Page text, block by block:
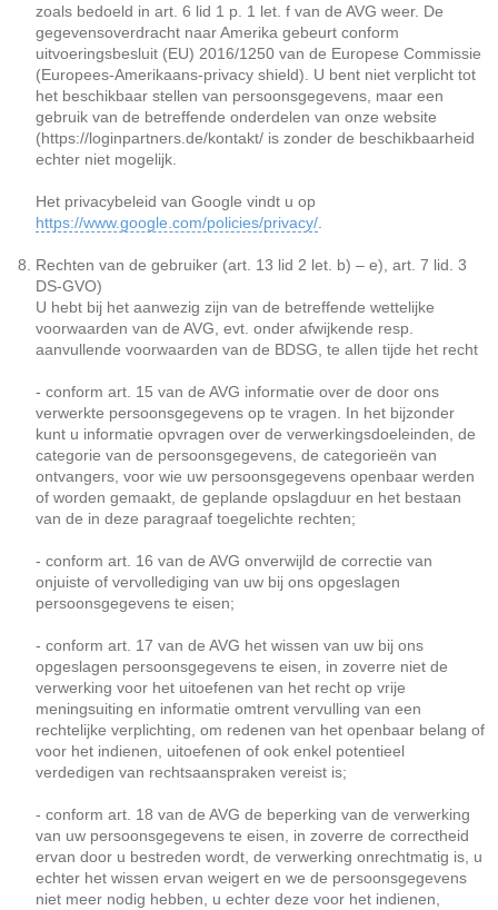
zoals bedoeld in art. 6 lid 1 p. 1 let. f van de AVG weer. De
gegevensoverdracht naar Amerika gebeurt conform
uitvoeringsbesluit (EU) 2016/1250 van de Europese Commissie
(Europees-Amerikaans-privacy shield). U bent niet verplicht tot
het beschikbaar stellen van persoonsgegevens, maar een
gebruik van de betreffende onderdelen van onze website
(https://loginpartners.de/kontakt/ is zonder de beschikbaarheid
echter niet mogelijk.
Het privacybeleid van Google vindt u op
https://www.google.com/policies/privacy/
Rechten van de gebruiker (art. 13 lid 2 let. b) – e), art. 7 lid. 3
DS-GVO)
U hebt bij het aanwezig zijn van de betreffende wettelijke
voorwaarden van de AVG, evt. onder afwijkende resp.
aanvullende voorwaarden van de BDSG, te allen tijde het recht
- conform art. 15 van de AVG informatie over de door ons
verwerkte persoonsgegevens op te vragen. In het bijzonder
kunt u informatie opvragen over de verwerkingsdoeleinden, de
categorie van de persoonsgegevens, de categorieën van
ontvangers, voor wie uw persoonsgegevens openbaar werden
of worden gemaakt, de geplande opslagduur en het bestaan
van de in deze paragraaf toegelichte rechten;
- conform art. 16 van de AVG onverwijld de correctie van
onjuiste of vervollediging van uw bij ons opgeslagen
persoonsgegevens te eisen;
- conform art. 17 van de AVG het wissen van uw bij ons
opgeslagen persoonsgegevens te eisen, in zoverre niet de
verwerking voor het uitoefenen van het recht op vrije
meningsuiting en informatie omtrent vervulling van een
rechtelijke verplichting, om redenen van het openbaar belang of
voor het indienen, uitoefenen of ook enkel potentieel
verdedigen van rechtsaanspraken vereist is;
- conform art. 18 van de AVG de beperking van de verwerking
van uw persoonsgegevens te eisen, in zoverre de correctheid
ervan door u bestreden wordt, de verwerking onrechtmatig is, u
echter het wissen ervan weigert en we de persoonsgegevens
niet meer nodig hebben, u echter deze voor het indienen,